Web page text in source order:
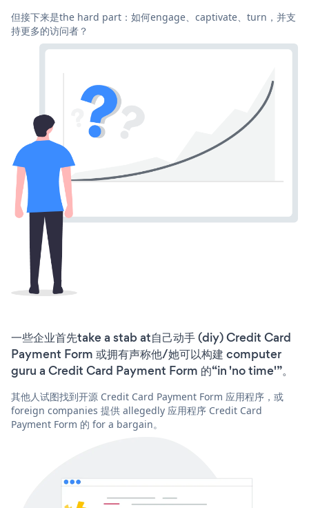
但接下来是the hard part：如何engage、captivate、turn，并支
持更多的访问者？
一些企业首先take a stab at自己动手 (diy) Credit Card
Payment Form 或拥有声称他/她可以构建 computer
guru a Credit Card Payment Form 的“in 'no time'”。
其他人试图找到开源 Credit Card Payment Form 应用程序，或
foreign companies 提供 allegedly 应用程序 Credit Card
Payment Form 的 for a bargain。